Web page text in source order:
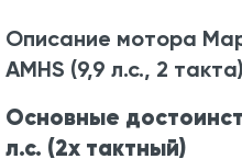
Описание мотора
AMHS (9,9 л.с., 2 такта)
Основные
л.с. (2х тактный)